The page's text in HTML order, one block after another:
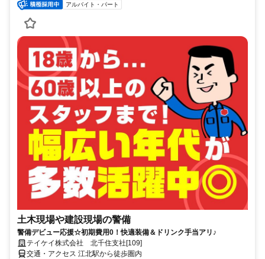
アルバイト・パート
土木現場や建設現場の警備
警備デビュー応援☆初期費用0！快適装備＆ドリンク手当アリ♪
テイケイ株式会社 北千住支社[109]
交通・アクセス 江北駅から徒歩圏内